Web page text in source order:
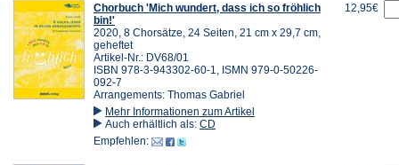
Chorbuch 'Mich wundert, dass ich so fröhlich
bin!'
2020, 8 Chorsätze, 24 Seiten, 21 cm x 29,7 cm,
geheftet
Artikel-Nr.: DV68/01
ISBN 978-3-943302-60-1, ISMN 979-0-50226-
092-7
Arrangements: Thomas Gabriel
Mehr Informationen zum Artikel
Auch erhältlich als: CD
Empfehlen:
12,95€